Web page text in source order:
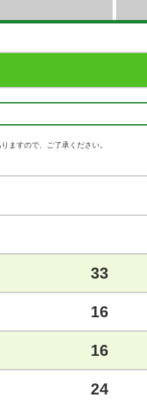
ますので、ご了承ください。
33
16
16
24